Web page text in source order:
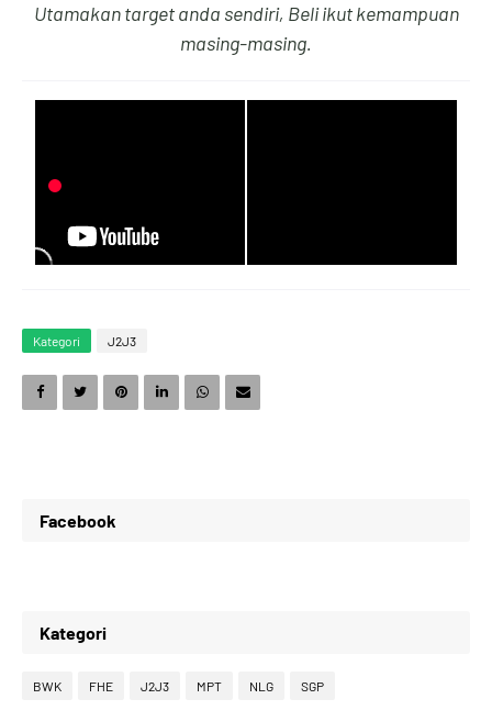
7
9
0
3
2
4
5
8
1
3
7
0
2
Utamakan target anda sendiri, Beli ikut kemampuan
masing-masing.
Kategori J2J3
Facebook
Kategori
BWK FHE J2J3 MPT NLG SGP